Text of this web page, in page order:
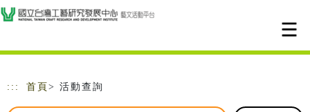
跳到主要內容
網站導覽
::: 首頁 > 活動查詢